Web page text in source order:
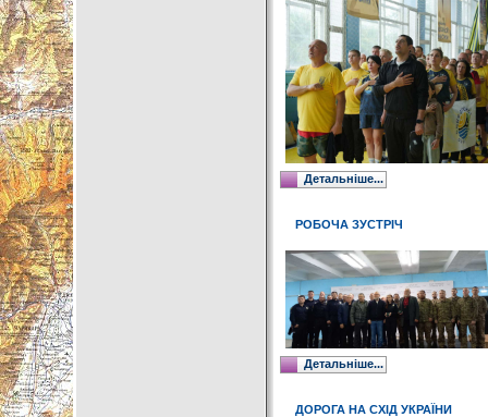
Детальніше...
РОБОЧА ЗУСТРІЧ
Детальніше...
ДОРОГА НА СХІД УКРАЇНИ